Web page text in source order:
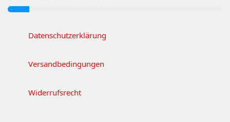
Datenschutzerklärung
Versandbedingungen
Widerrufsrecht